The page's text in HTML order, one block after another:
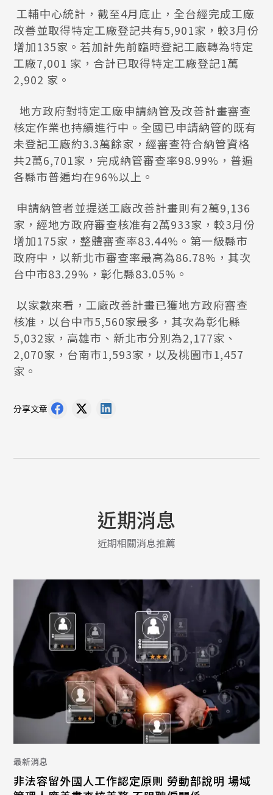
工輔中心統計，截至4月底止，全台經完成工廠
改善並取得特定工廠登記共有5,901家，較3月份
增加135家。若加計先前臨時登記工廠轉為特定
工廠7,001 家，合計已取得特定工廠登記1萬
2,902 家。
地方政府對特定工廠申請納管及改善計畫審查
核定作業也持續進行中。全國已申請納管的既有
未登記工廠約3.3萬餘家，經審查符合納管資格
共2萬6,701家，完成納管審查率98.99%，普遍
各縣市普遍均在96%以上。
申請納管者並提送工廠改善計畫則有2萬9,136
家，經地方政府審查核准有2萬933家，較3月份
增加175家，整體審查率83.44%。第一級縣市
政府中，以新北市審查率最高為86.78%，其次
台中市83.29%，彰化縣83.05%。
以家數來看，工廠改善計畫已獲地方政府審查
核准，以台中市5,560家最多，其次為彰化縣
5,032家，高雄市、新北市分別為2,177家、
2,070家，台南市1,593家，以及桃園市1,457
家。
分享文章
近期消息
近期相關消息推薦
最新消息
非法容留外國人工作認定原則 勞動部說明 場域